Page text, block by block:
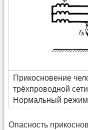
Прикосновение
трёхпроводной
Нормальный
Опасность